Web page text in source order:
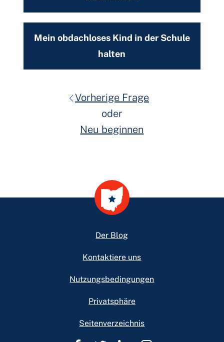
Mein obdachloses Kind in der Schule
halten
Vorherige Frage
oder
Neu beginnen
Der Blog
Kontaktiere uns
Nutzungsbedingungen
Privatsphäre
Seitenverzeichnis